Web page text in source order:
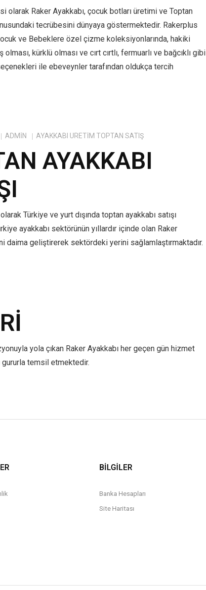
olarak Raker Ayakkabı, çocuk botları üretimi ve Toptan
tecrübesini dünyaya göstermektedir. Rakerplus
ve Bebeklere özel çizme koleksiyonlarında, hakiki
kürklü olması ve cırt cırtlı, fermuarlı ve bağcıklı gibi
ile ebeveynler tarafından oldukça tercih
ADMIN AYAKKABI ÜRETIM TOPTAN SATIŞ
AYAKKABI
Türkiye ve yurt dışında toptan ayakkabı satışı
ayakkabı sektörünün yıllardır içinde olan Raker
daima geliştirerek sektördeki yerini sağlamlaştırmaktadır.
yola çıkan Raker Ayakkabı her geçen gün hizmet
gururla temsil etmektedir.
BİLGİLER
Banka Hesapları
Site Haritası